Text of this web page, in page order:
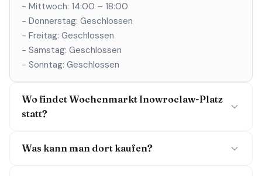
- Mittwoch: 14:00 – 18:00
- Donnerstag: Geschlossen
- Freitag: Geschlossen
- Samstag: Geschlossen
- Sonntag: Geschlossen
Wo findet Wochenmarkt Inowroclaw-Platz
statt?
Was kann man dort kaufen?